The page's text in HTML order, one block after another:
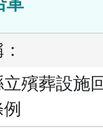
殯葬設施